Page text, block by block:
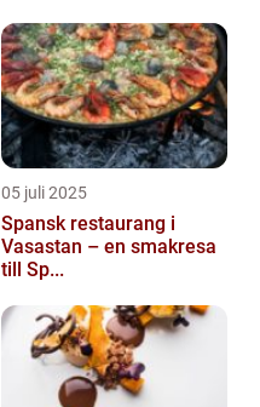
05 juli 2025
Spansk restaurang i
Vasastan – en smakresa
till Sp...